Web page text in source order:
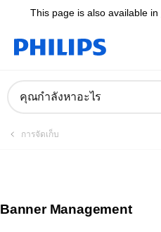
This page is also available in
คุณกำลังหาอะไร
การจัดเก็บ
Banner Management